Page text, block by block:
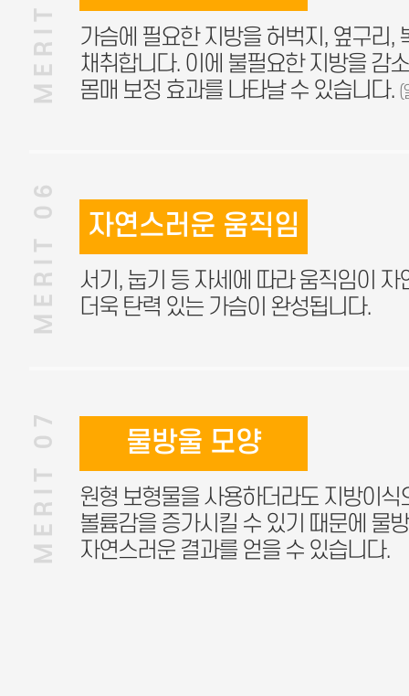
가슴에 필요한 지방을 허벅지, 옆구리,
채취합니다. 이에 불필요한 지방을 감
몸매 보정 효과를 나타날 수 있습니다. (
MERIT 06 자연스러운 움직임
서기, 눕기 등 자세에 따라 움직임이 자
더욱 탄력 있는 가슴이 완성됩니다.
MERIT 07 물방울 모양
원형 보형물을 사용하더라도 지방이식
볼륨감을 증가시킬 수 있기 때문에 물
자연스러운 결과를 얻을 수 있습니다.